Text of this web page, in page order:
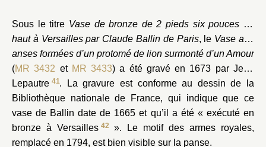
Sous le titre Vase de bronze de 2 pieds six pouces de
haut à Versailles par Claude Ballin de Paris, le Vase aux
anses formées d’un protomé de lion surmonté d’un Amour
(MR 3432 et MR 3433) a été gravé en 1673 par Jean
Lepautre 41. La gravure est conforme au dessin de la
Bibliothèque nationale de France, qui indique que ce
vase de Ballin date de 1665 et qu’il a été « exécuté en
bronze à Versailles 42». Le motif des armes royales,
remplacé en 1794, est bien visible sur la panse.